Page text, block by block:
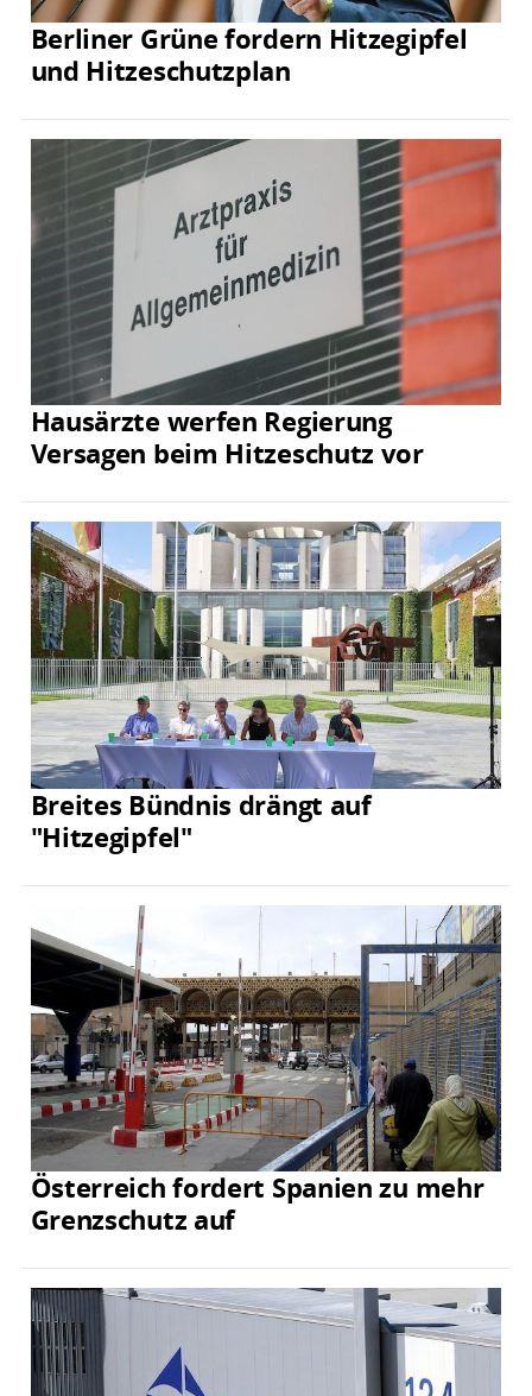
Berliner Grüne fordern Hitzegipfel
und Hitzeschutzplan
Hausärzte werfen Regierung
Versagen beim Hitzeschutz vor
Breites Bündnis drängt auf
"Hitzegipfel"
Österreich fordert Spanien zu mehr
Grenzschutz auf